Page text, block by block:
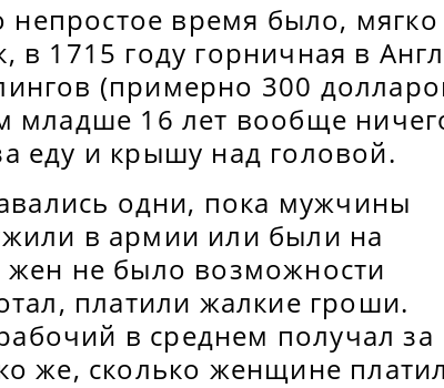
время было, мягко
в 1715 году горничная в
(примерно 300
младше 16 лет вообще
еду и крышу над головой.
одни, пока мужчины
в армии или были на
жен не было возможности
платили жалкие гроши.
в среднем получал за
же, сколько женщине